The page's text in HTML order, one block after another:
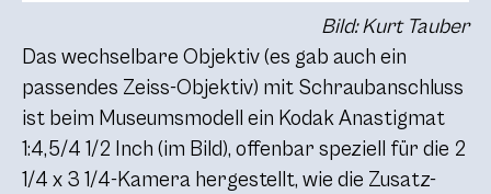
Bild: Kurt Tauber
Das wechselbare Objektiv (es gab auch ein
passendes Zeiss-Objektiv) mit Schraubanschluss
ist beim Museumsmodell ein Kodak Anastigmat
1:4,5/4 1/2 Inch (im Bild), offenbar speziell für die 2
1/4 x 3 1/4-Kamera hergestellt, wie die Zusatz-